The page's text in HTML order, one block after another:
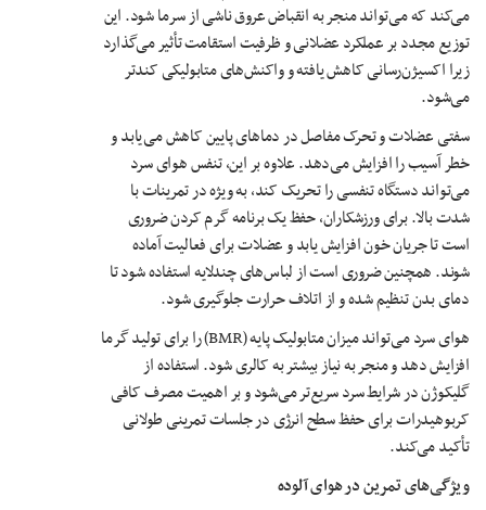
می‌کند که می‌تواند منجر به انقباض عروق ناشی از سرما شود. این
توزیع مجدد بر عملکرد عضلانی و ظرفیت استقامت تأثیر می‌گذارد
زیرا اکسیژن‌رسانی کاهش یافته و واکنش‌های متابولیکی کندتر
می‌شود.
سفتی عضلات و تحرک مفاصل در دماهای پایین کاهش می‌یابد و
خطر آسیب را افزایش می‌دهد. علاوه بر این، تنفس هوای سرد
می‌تواند دستگاه تنفسی را تحریک کند، به ویژه در تمرینات با
شدت بالا. برای ورزشکاران، حفظ یک برنامه گرم کردن ضروری
است تا جریان خون افزایش یابد و عضلات برای فعالیت آماده
شوند. همچنین ضروری است از لباس‌های چندلایه استفاده شود تا
دمای بدن تنظیم شده و از اتلاف حرارت جلوگیری شود.
هوای سرد می‌تواند میزان متابولیک پایه (BMR) را برای تولید گرما
افزایش دهد و منجر به نیاز بیشتر به کالری شود. استفاده از
گلیکوژن در شرایط سرد سریع‌تر می‌شود و بر اهمیت مصرف کافی
کربوهیدرات برای حفظ سطح انرژی در جلسات تمرینی طولانی
تأکید می‌کند.
ویژگی‌های تمرین در هوای آلوده